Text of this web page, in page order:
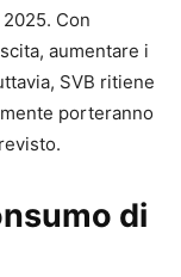
Con
aumentare i
SVB ritiene
porteranno
di